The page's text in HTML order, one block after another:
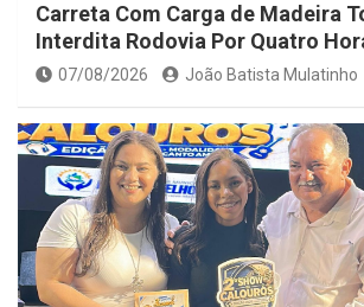
Carreta Com Carga de Madeira
Interdita Rodovia Por Quatro
07/08/2026 João Batista Mulatinho